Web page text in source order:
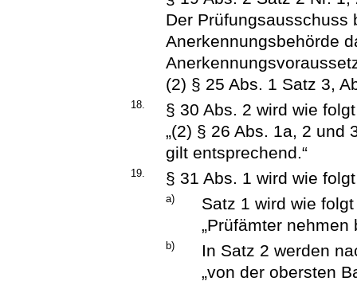
Der Prüfungsausschuss
Anerkennungsbehörde
(2) § 25 Abs. 1 Satz 3,
18.
§ 30 Abs. 2 wird wie
„(2) § 26 Abs. 1a, 2 und
gilt entsprechend.“
19. § 31 Abs. 1 wird wie
a)
Satz 1 wird wie
„Prüfämter
b)
In Satz 2 werden
„von der obersten